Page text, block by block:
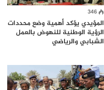
346
المؤيدي يؤكد أهمية وضع محددات
الرؤية الوطنية للنهوض بالعمل
الشبابي والرياضي